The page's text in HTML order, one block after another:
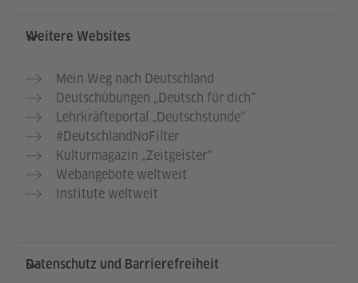
Weitere Websites
Mein Weg nach Deutschland
Deutschübungen „Deutsch für dich“
Lehrkräfteportal „Deutschstunde“
#DeutschlandNoFilter
Kulturmagazin „Zeitgeister“
Webangebote weltweit
Institute weltweit
Datenschutz und Barrierefreiheit